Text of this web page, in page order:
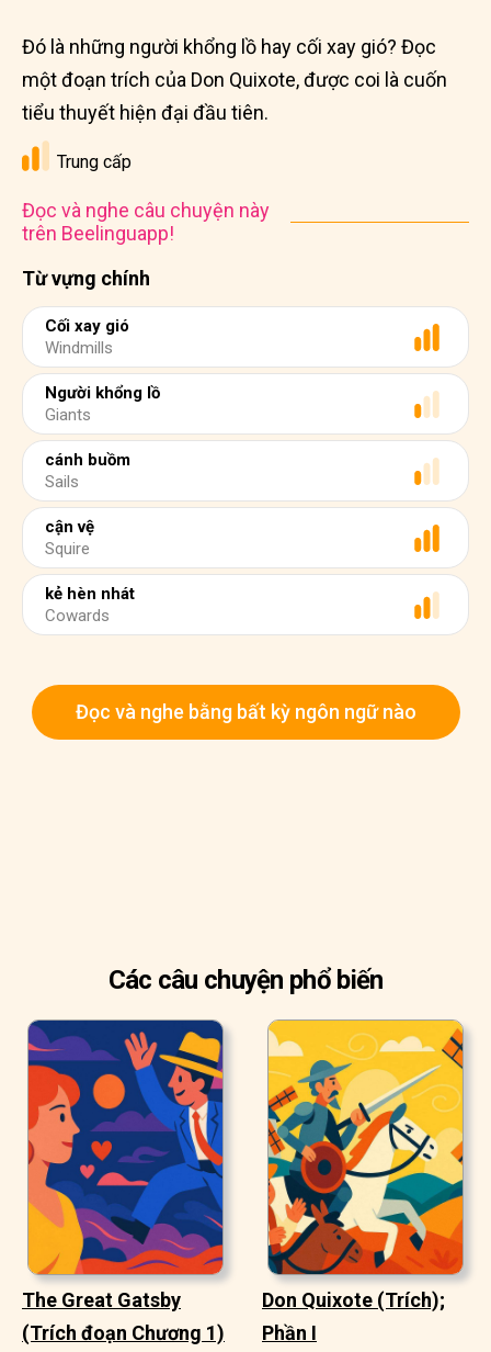
Từ vựng chính
Cối xay gió
Windmills
Người khổng lồ
Giants
cánh buồm
Sails
cận vệ
Squire
kẻ hèn nhát
Cowards
Đó là những người khổng lồ hay cối xay gió? Đọc
một đoạn trích của Don Quixote, được coi là cuốn
tiểu thuyết hiện đại đầu tiên.
Trung cấp
Đọc và nghe câu chuyện này
trên Beelinguapp!
Đọc và nghe bằng bất kỳ ngôn ngữ nào
Các câu chuyện phổ biến
The Great Gatsby
(Trích đoạn Chương 1)
Don Quixote (Trích);
Phần I